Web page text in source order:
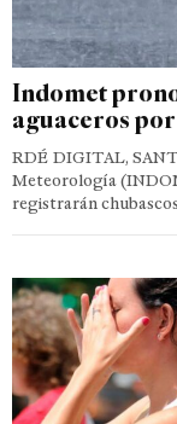
Indomet
aguaceros
RDÉ DIGITAL,
Meteorología
registrarán